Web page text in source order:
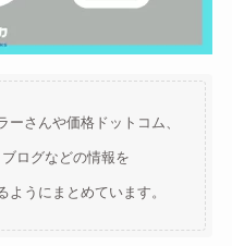
さんや価格ドットコム、
ログなどの情報を
うにまとめています。